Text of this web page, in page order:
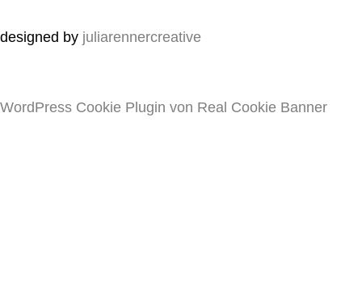
designed by juliarennercreative
WordPress Cookie Plugin von Real Cookie Banner